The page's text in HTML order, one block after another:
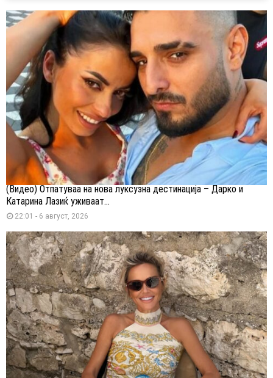
(Видео) Отпатуваа на нова луксузна дестинација – Дарко и
Катарина Лазиќ уживаат...
22:01 - 6 август, 2026